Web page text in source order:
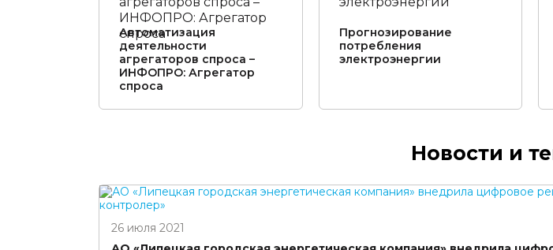
Автоматизация
деятельности
агрегаторов спроса –
ИНФОПРО: Агрегатор
спроса
Прогнозирование
потребления
электроэнергии
Новости и
26 июля 2021